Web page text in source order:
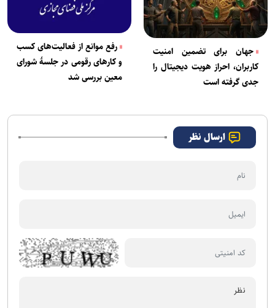
جهان برای تضمین امنیت
کاربران، احراز هویت دیجیتال را
جدی گرفته است
رفع موانع از فعالیت‌های کسب
و کارهای رقومی در جلسۀ شورای
معین بررسی شد
ارسال نظر